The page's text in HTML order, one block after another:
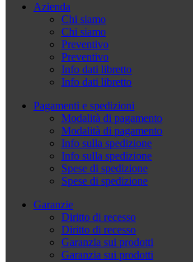
Azienda
Chi siamo
Chi siamo
Preventivo
Preventivo
Info dati libretto
Info dati libretto
Pagamenti e spedizioni
Modalità di pagamento
Modalità di pagamento
Info sulla spedizione
Info sulla spedizione
Spese di spedizione
Spese di spedizione
Garanzie
Diritto di recesso
Diritto di recesso
Garanzia sui prodotti
Garanzia sui prodotti